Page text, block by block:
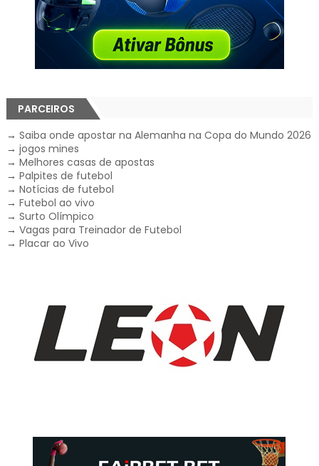
PARCEIROS
→ Saiba onde apostar na Alemanha na Copa do Mundo 2026
→ jogos mines
→ Melhores casas de apostas
→ Palpites de futebol
→ Notícias de futebol
→ Futebol ao vivo
→ Surto Olímpico
→ Vagas para Treinador de Futebol
→ Placar ao Vivo